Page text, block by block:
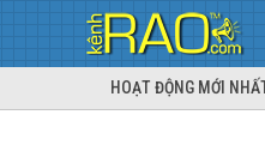
HOẠT ĐỘNG MỚI